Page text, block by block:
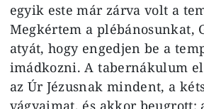
egyik este már zárva volt a
Megkértem a plébánosunkat,
atyát, hogy engedjen be a
imádkozni. A tabernákulum
az Úr Jézusnak mindent, a
vágyaimat, és akkor beugrott: